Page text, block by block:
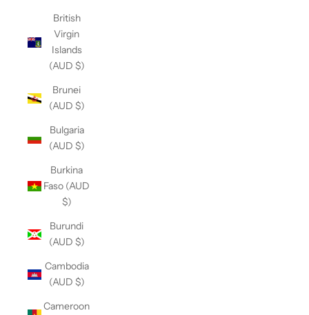
British
Virgin
Islands
(AUD $)
Brunei
(AUD $)
Bulgaria
(AUD $)
Burkina
Faso (AUD
$)
Burundi
(AUD $)
Cambodia
(AUD $)
Cameroon